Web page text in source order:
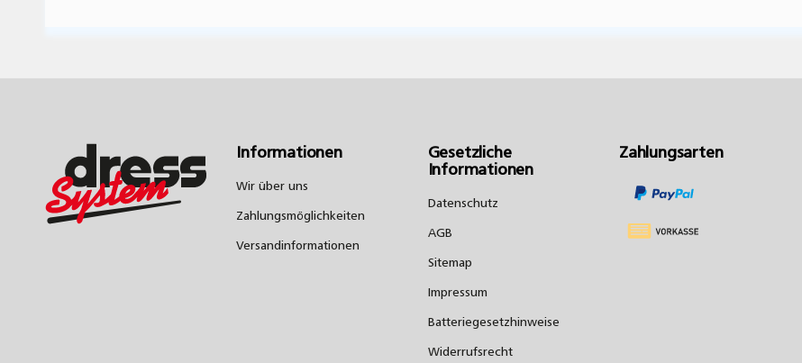
Informationen
Wir über uns
Zahlungsmöglichkeiten
Versandinformationen
Gesetzliche
Informationen
Datenschutz
AGB
Sitemap
Impressum
Batteriegesetzhinweise
Widerrufsrecht
Zahlungsarten